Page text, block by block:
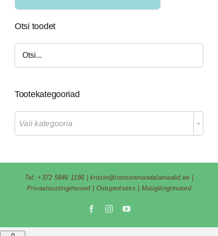
Otsi toodet
Tootekategooriad
Vali kategooria
Tel: +372 5846 1186 |kristin@tomsonmandalamaalid.ee
Privaatsustingimused| Ostuprotsess Müügitingimused
FacebookInstagramYouTube